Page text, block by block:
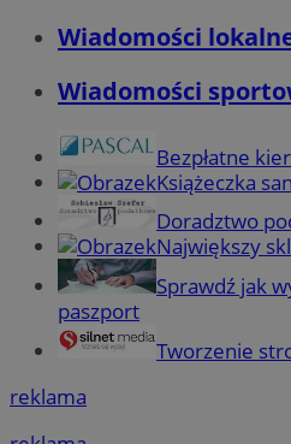
Wiadomości
Wiadomości
Bezpłatne
Książeczka
Doradztwo
Największy
Sprawdź jak
paszport
Tworzenie
reklama